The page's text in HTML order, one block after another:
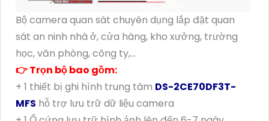
Bộ camera quan sát chuyên dụng lắp đặt quan
sát an ninh nhà ở, cửa hàng, kho xưởng, trường
học, văn phòng, công ty,...
👉 Trọn bộ bao gồm:
+ 1 thiết bị ghi hình trung tâm DS-2CE70DF3T-
MFS hỗ trợ lưu trữ dữ liệu camera